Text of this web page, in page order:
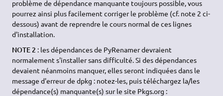
problème de dépendance manquante toujours possible, vous
pourrez ainsi plus facilement corriger le problème (cf. note 2 ci-
dessous) avant de reprendre le cours normal de ces lignes
d'installation.
NOTE 2 : les dépendances de PyRenamer devraient
normalement s'installer sans difficulté. Si des dépendances
devaient néanmoins manquer, elles seront indiquées dans le
message d'erreur de dpkg : notez-les, puis téléchargez la/les
dépendance(s) manquante(s) sur le site Pkgs.org :